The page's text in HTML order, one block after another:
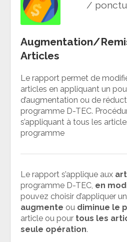
/
Augmentation/
Articles
Le rapport permet de
articles en appliquant un
d’augmentation ou de
programme D-TEC.
s’appliquant à tous les
programme
Le rapport s’applique aux
programme D-TEC, en
pouvez choisir d’appliquer
augmente ou diminue le
article ou pour tous les
seule opération.